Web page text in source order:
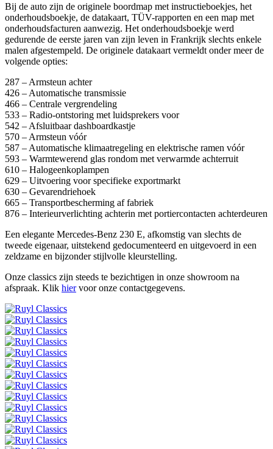
Bij de auto zijn de originele boordmap met instructieboekjes, het
onderhoudsboekje, de datakaart, TÜV-rapporten en een map met
onderhoudsfacturen aanwezig. Het onderhoudsboekje werd
gedurende de eerste jaren van zijn leven in Frankrijk slechts enkele
malen afgestempeld. De originele datakaart vermeldt onder meer de
volgende opties:
287 – Armsteun achter
426 – Automatische transmissie
466 – Centrale vergrendeling
533 – Radio-ontstoring met luidsprekers voor
542 – Afsluitbaar dashboardkastje
570 – Armsteun vóór
587 – Automatische klimaatregeling en elektrische ramen vóór
593 – Warmtewerend glas rondom met verwarmde achterruit
610 – Halogeenkoplampen
629 – Uitvoering voor specifieke exportmarkt
630 – Gevarendriehoek
665 – Transportbescherming af fabriek
876 – Interieurverlichting achterin met portiercontacten achterdeuren
Een elegante Mercedes-Benz 230 E, afkomstig van slechts de
tweede eigenaar, uitstekend gedocumenteerd en uitgevoerd in een
zeldzame en bijzonder stijlvolle kleurstelling.
Onze classics zijn steeds te bezichtigen in onze showroom na
afspraak. Klik hiervoor onze contactgegevens.